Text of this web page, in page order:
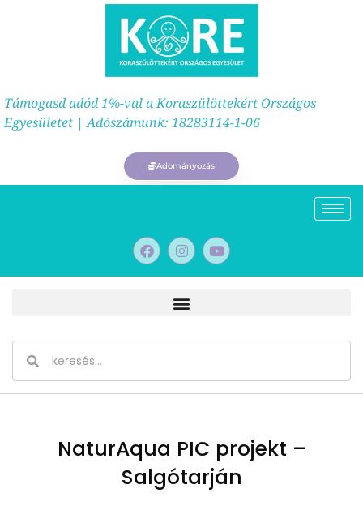
Támogasd adód 1%-val a Koraszülöttekért Országos
Egyesületet | Adószámunk: 18283114-1-06
Adományozás
NaturAqua PIC projekt –
Salgótarján